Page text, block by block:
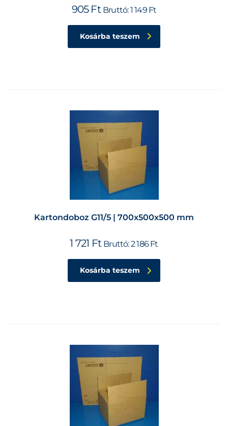
905 Ft Bruttó:1 149 Ft
Kosárba teszem
Kartondoboz G11/5 | 700x500x500 mm
1 721 Ft Bruttó:2 186Ft
Kosárba teszem